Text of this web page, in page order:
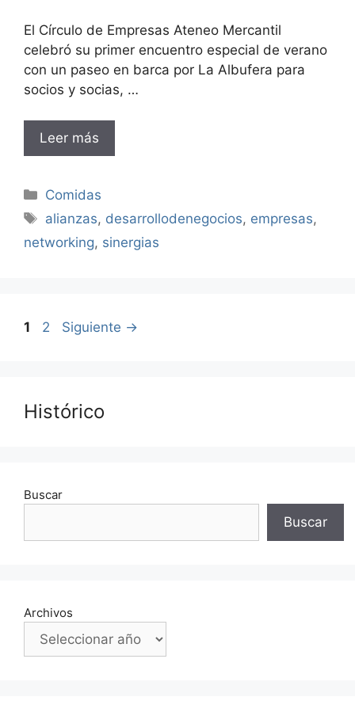
El Círculo de Empresas Ateneo Mercantil
celebró su primer encuentro especial de verano
con un paseo en barca por La Albufera para
socios y socias, …
Leer más
Categorías
Comidas
Etiquetas
alianzas, desarrollodenegocios, empresas,
networking, sinergias
Página
1 Página
2 Siguiente →
Histórico
Buscar
Buscar
Archivos